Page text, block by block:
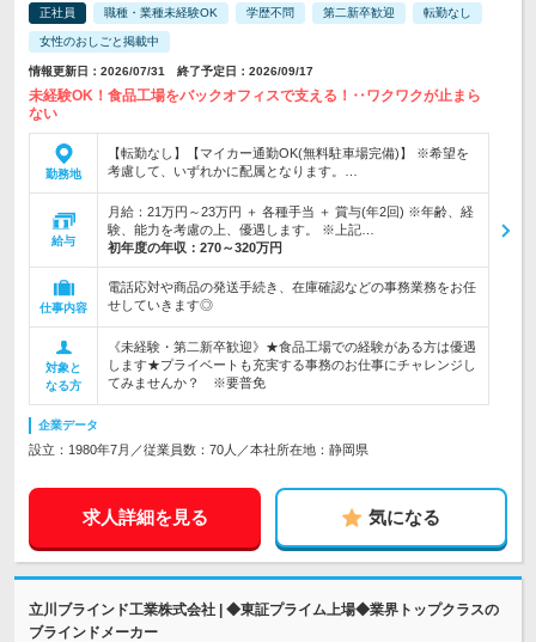
正社員 職種・業種未経験OK 学歴不問 第二新卒歓迎 転勤なし
女性のおしごと掲載中
情報更新日：2026/07/31 終了予定日：2026/09/17
未経験OK！食品工場をバックオフィスで支える！‥ワクワクが止まら
ない
勤務地
【転勤なし】【マイカー通勤OK(無料駐車場完備)】 ※希望を
考慮して、いずれかに配属となります。…
給与
月給：21万円～23万円 ＋ 各種手当 ＋ 賞与(年2回) ※年齢、経
験、能力を考慮の上、優遇します。 ※上記…
初年度の年収： 270～320万円
仕事内容
電話応対や商品の発送手続き、在庫確認などの事務業務をお任
せしていきます◎
対象と
なる方
《未経験・第二新卒歓迎》★食品工場での経験がある方は優遇
します★プライベートも充実する事務のお仕事にチャレンジし
てみませんか？ ※要普免
企業データ
設立：1980年7月／従業員数：70人／本社所在地：静岡県
求人詳細を見る 気になる
立川ブラインド工業株式会社 | ◆東証プライム上場◆業界トップクラスの
ブラインドメーカー